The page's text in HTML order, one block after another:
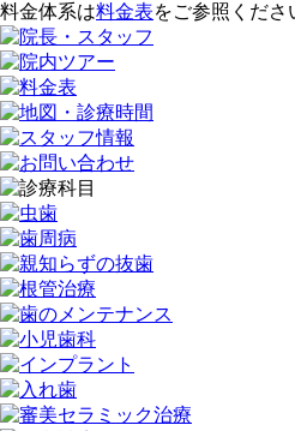
料金体系は料金表をご参照くださ